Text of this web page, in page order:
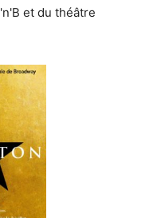
et du théâtre